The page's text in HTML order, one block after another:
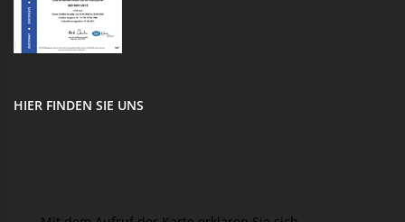
HIER FINDEN SIE UNS